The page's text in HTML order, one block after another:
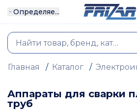
Определяе...
Главная / Каталог /
Аппараты для сварки
труб